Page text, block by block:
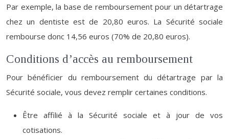
Par exemple, la base de remboursement pour un détartrage
chez un dentiste est de 20,80 euros. La Sécurité sociale
rembourse donc 14,56 euros (70% de 20,80 euros).
Conditions d’accès au remboursement
Pour bénéficier du remboursement du détartrage par la
Sécurité sociale, vous devez remplir certaines conditions.
Être affilié à la Sécurité sociale et à jour de vos
cotisations.